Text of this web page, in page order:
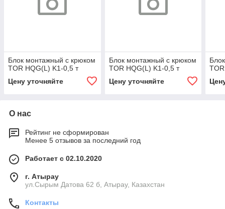
Блок монтажный с крюком
TOR HQG(L) K1-0,5 т
Цену уточняйте
Блок монтажный с крюком
TOR HQG(L) K1-0,5 т
Цену уточняйте
О нас
Рейтинг не сформирован
Менее 5 отзывов за последний год
Работает с 02.10.2020
г. Атырау
ул.Сырым Датова 62 б, Атырау, Казахстан
Контакты